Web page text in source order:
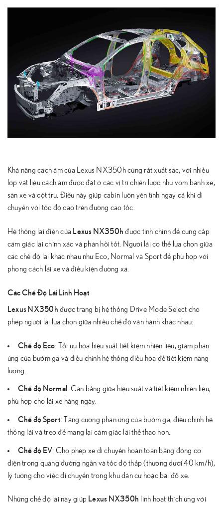
Khả năng cách âm của Lexus NX350h cũng rất xuất sắc, với nhiều
lớp vật liệu cách âm được đặt ở các vị trí chiến lược như vòm bánh xe,
sàn xe và cột trụ. Điều này giúp cabin luôn yên tĩnh ngay cả khi di
chuyển với tốc độ cao trên đường cao tốc.
Hệ thống lái điện của Lexus NX350h được tinh chỉnh để cung cấp
cảm giác lái chính xác và phản hồi tốt. Người lái có thể lựa chọn giữa
các chế độ lái khác nhau như Eco, Normal và Sport để phù hợp với
phong cách lái xe và điều kiện đường xá.
Các Chế Độ Lái Linh Hoạt
Lexus NX350h được trang bị hệ thống Drive Mode Select cho
phép người lái lựa chọn giữa nhiều chế độ vận hành khác nhau:
Chế độ Eco: Tối ưu hóa hiệu suất tiết kiệm nhiên liệu, giảm phản
ứng của bướm ga và điều chỉnh hệ thống điều hòa để tiết kiệm năng
lượng.
Chế độ Normal: Cân bằng giữa hiệu suất và tiết kiệm nhiên liệu,
phù hợp cho lái xe hàng ngày.
Chế độ Sport: Tăng cường phản ứng của bướm ga, điều chỉnh hệ
thống lái và treo để mang lại cảm giác lái thể thao hơn.
Chế độ EV: Cho phép xe di chuyển hoàn toàn bằng động cơ
điện trong quãng đường ngắn và tốc độ thấp (thường dưới 40 km/h),
lý tưởng cho việc di chuyển trong khu dân cư hoặc bãi đỗ xe.
Những chế độ lái này giúp Lexus NX350h linh hoạt thích ứng với